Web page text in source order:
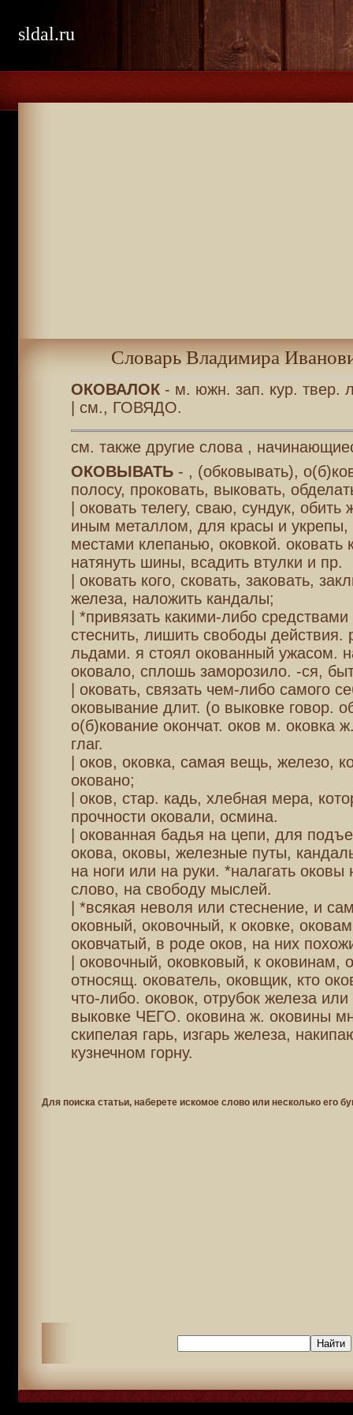
sldal.ru
Словарь Владимира
ОКОВАЛОК- м. южн. зап. кур. твер.
| см., ГОВЯДО.
см. также другие слова ,
ОКОВЫВАТЬ- , (обковывать),
полосу, проковать, выковать,
| оковать телегу, сваю, сундук,
иным металлом, для красы и укрепы,
местами клепанью, оковкой. оковать
натянуть шины, всадить втулки и пр.
| оковать кого, сковать, заковать,
железа, наложить кандалы;
| *привязать какими-либо
стеснить, лишить свободы действия.
льдами. я стоял окованный ужасом.
оковало, сплошь заморозило. -ся,
| оковать, связать чем-либо самого
оковывание длит. (о выковке говор.
о(б)кование окончат. оков м. оковка
глаг.
| оков, оковка, самая вещь, железо,
оковано;
| оков, стар. кадь, хлебная мера,
прочности оковали, осмина.
| окованная бадья на цепи, для
окова, оковы, железные путы,
на ноги или на руки. *налагать оковы
слово, на свободу мыслей.
| *всякая неволя или стеснение, и
оковный, оковочный, к оковке,
оковчатый, в роде оков, на них
| оковочный, оковковый, к оковинам,
относящ. окователь, оковщик, кто
что-либо. оковок, отрубок железа или
выковке ЧЕГО. оковина ж. оковины
скипелая гарь, изгарь железа,
кузнечном горну.
Для поиска статьи, наберете искомое слово или несколько его